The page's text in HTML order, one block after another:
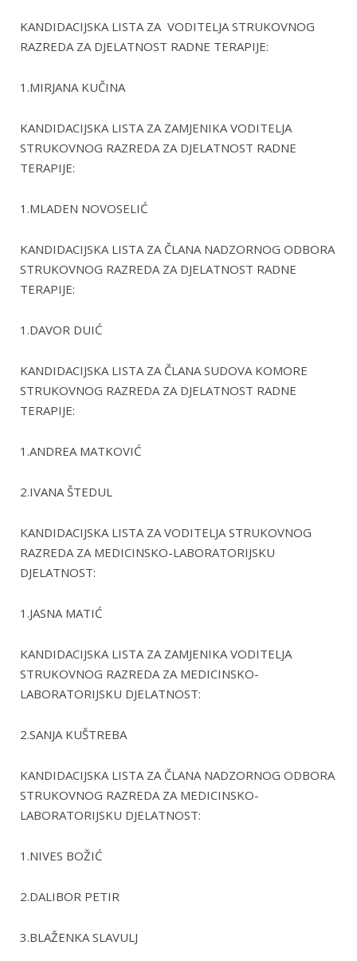
KANDIDACIJSKA LISTA ZA VODITELJA STRUKOVNOG
RAZREDA ZA DJELATNOST RADNE TERAPIJE:
1.MIRJANA KUČINA
KANDIDACIJSKA LISTA ZA ZAMJENIKA VODITELJA
STRUKOVNOG RAZREDA ZA DJELATNOST RADNE
TERAPIJE:
1.MLADEN NOVOSELIĆ
KANDIDACIJSKA LISTA ZA ČLANA NADZORNOG ODBORA
STRUKOVNOG RAZREDA ZA DJELATNOST RADNE
TERAPIJE:
1.DAVOR DUIĆ
KANDIDACIJSKA LISTA ZA ČLANA SUDOVA KOMORE
STRUKOVNOG RAZREDA ZA DJELATNOST RADNE
TERAPIJE:
1.ANDREA MATKOVIĆ
2.IVANA ŠTEDUL
KANDIDACIJSKA LISTA ZA VODITELJA STRUKOVNOG
RAZREDA ZA MEDICINSKO-LABORATORIJSKU
DJELATNOST:
1.JASNA MATIĆ
KANDIDACIJSKA LISTA ZA ZAMJENIKA VODITELJA
STRUKOVNOG RAZREDA ZA MEDICINSKO-
LABORATORIJSKU DJELATNOST:
2.SANJA KUŠTREBA
KANDIDACIJSKA LISTA ZA ČLANA NADZORNOG ODBORA
STRUKOVNOG RAZREDA ZA MEDICINSKO-
LABORATORIJSKU DJELATNOST:
1.NIVES BOŽIĆ
2.DALIBOR PETIR
3.BLAŽENKA SLAVULJ